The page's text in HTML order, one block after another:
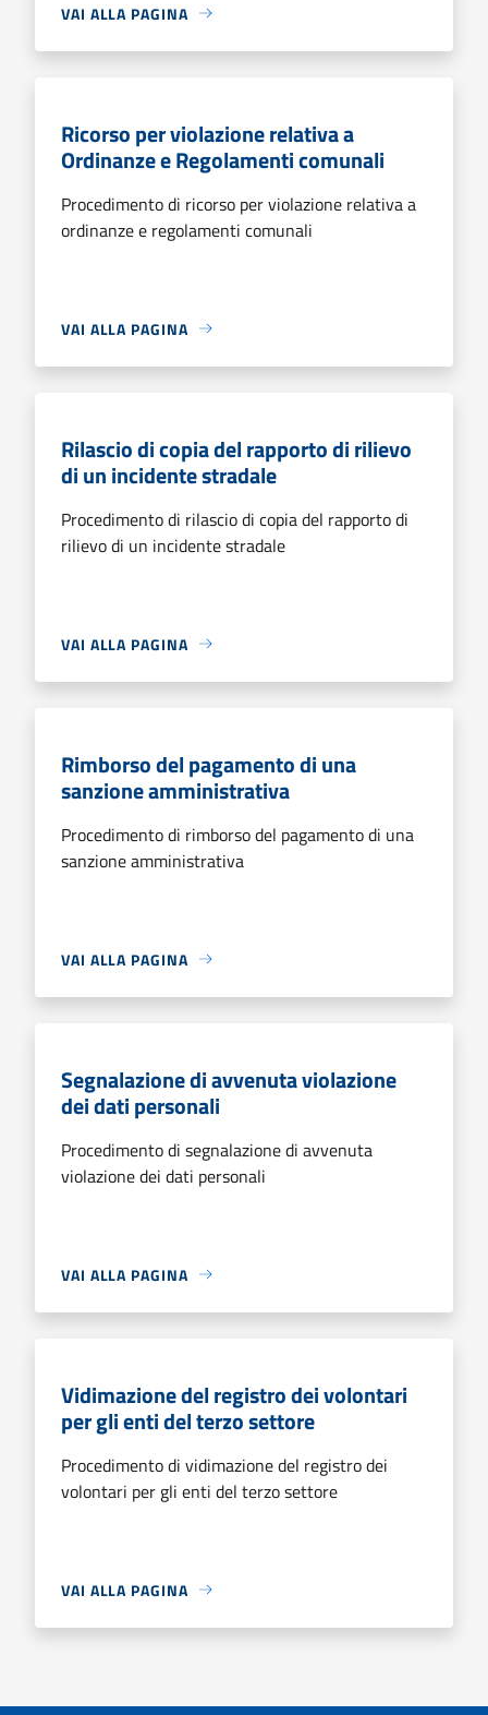
VAI ALLA PAGINA
Ricorso per violazione relativa a
Ordinanze e Regolamenti comunali
Procedimento di ricorso per violazione relativa a
ordinanze e regolamenti comunali
VAI ALLA PAGINA
Rilascio di copia del rapporto di rilievo
di un incidente stradale
Procedimento di rilascio di copia del rapporto di
rilievo di un incidente stradale
VAI ALLA PAGINA
Rimborso del pagamento di una
sanzione amministrativa
Procedimento di rimborso del pagamento di una
sanzione amministrativa
VAI ALLA PAGINA
Segnalazione di avvenuta violazione
dei dati personali
Procedimento di segnalazione di avvenuta
violazione dei dati personali
VAI ALLA PAGINA
Vidimazione del registro dei volontari
per gli enti del terzo settore
Procedimento di vidimazione del registro dei
volontari per gli enti del terzo settore
VAI ALLA PAGINA